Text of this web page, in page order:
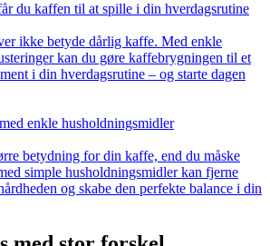
du kaffen til at spille i din hverdagsrutine
ikke betyde dårlig kaffe. Med enkle
kan du gøre kaffebrygningen til et
i din hverdagsrutine – og starte dagen
enkle husholdningsmidler
betydning for din kaffe, end du måske
simple husholdningsmidler kan fjerne
og skabe den perfekte balance i din